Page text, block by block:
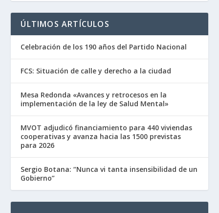
ÚLTIMOS ARTÍCULOS
Celebración de los 190 años del Partido Nacional
FCS: Situación de calle y derecho a la ciudad
Mesa Redonda «Avances y retrocesos en la
implementación de la ley de Salud Mental»
MVOT adjudicó financiamiento para 440 viviendas
cooperativas y avanza hacia las 1500 previstas
para 2026
Sergio Botana: “Nunca vi tanta insensibilidad de un
Gobierno”